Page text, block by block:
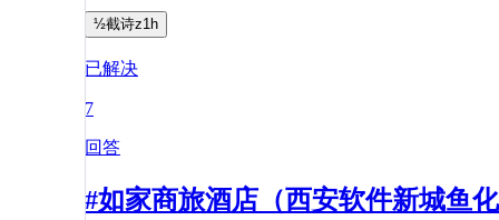
½截诗z1h
已解决
7
回答
#如家商旅酒店（西安软件新城鱼化